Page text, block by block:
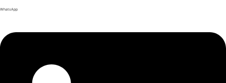
WhatsApp